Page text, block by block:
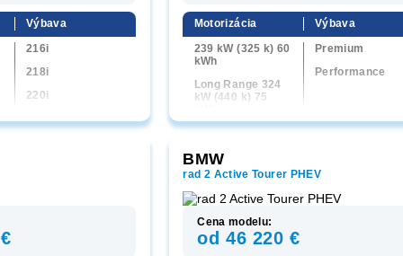
Výbava
216i
218i
220i
223i xDrive
Motorizácia
239 kW (325 k) 60
kWh
Long Range 324
kW (440 k) 75
kWh
Long Range 324
kW (440 k) 4x4 75
kWh
Výbava
Premium
Performance
BMW
rad 2 Active Tourer PHEV
Cena modelu:
od 46 220 €